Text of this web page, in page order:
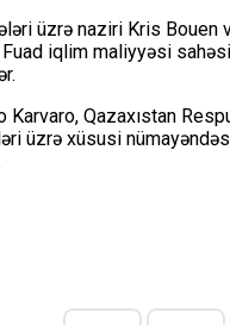
üzrə naziri Kris Bouen
iqlim maliyyəsi
Qazaxıstan
üzrə xüsusi